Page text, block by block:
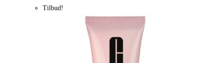
Tilbud!